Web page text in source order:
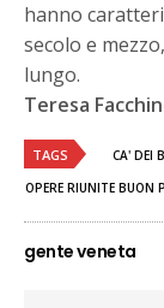
hanno
secolo e
lungo.
Teresa
TAGS CA' DEI
OPERE RIUNITE BUON
gente veneta